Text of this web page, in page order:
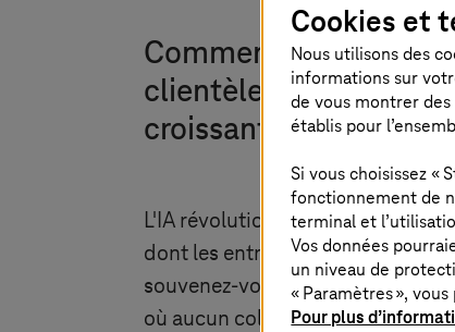
Comment l'IA
clientèle : prêt à
croissantes ?
L'IA révolutionne le service à la
dont les entreprises
souvenez-vous de votre
où aucun collaborateur
Cookies et
Nous utilisons des
informations sur
de vous montrer
établis pour
Si vous choisissez «
fonctionnement de
terminal et
Vos données
un niveau de
« Paramètres »,
Pour plus